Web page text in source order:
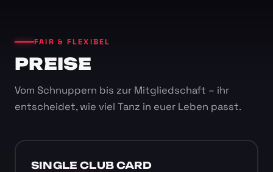
FAIR & FLEXIBEL
PREISE
Vom Schnuppern bis zur Mitgliedschaft – ihr
entscheidet, wie viel Tanz in euer Leben passt.
SINGLE CLUB CARD